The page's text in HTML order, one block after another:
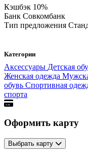
Кэшбэк 10%
Банк Совкомбанк
Тип предложения
Категории
Аксессуары Детская
Женская одежда
обувь Спортивная
спорта
Оформить карту
Выбрать карту